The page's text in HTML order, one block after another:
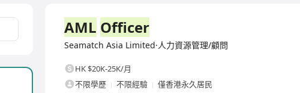
AML Officer
Seamatch Asia Limited·人力資源管理/顧問
HK $20K-25K/月
不限學歷
不限經驗
僅香港永久居民